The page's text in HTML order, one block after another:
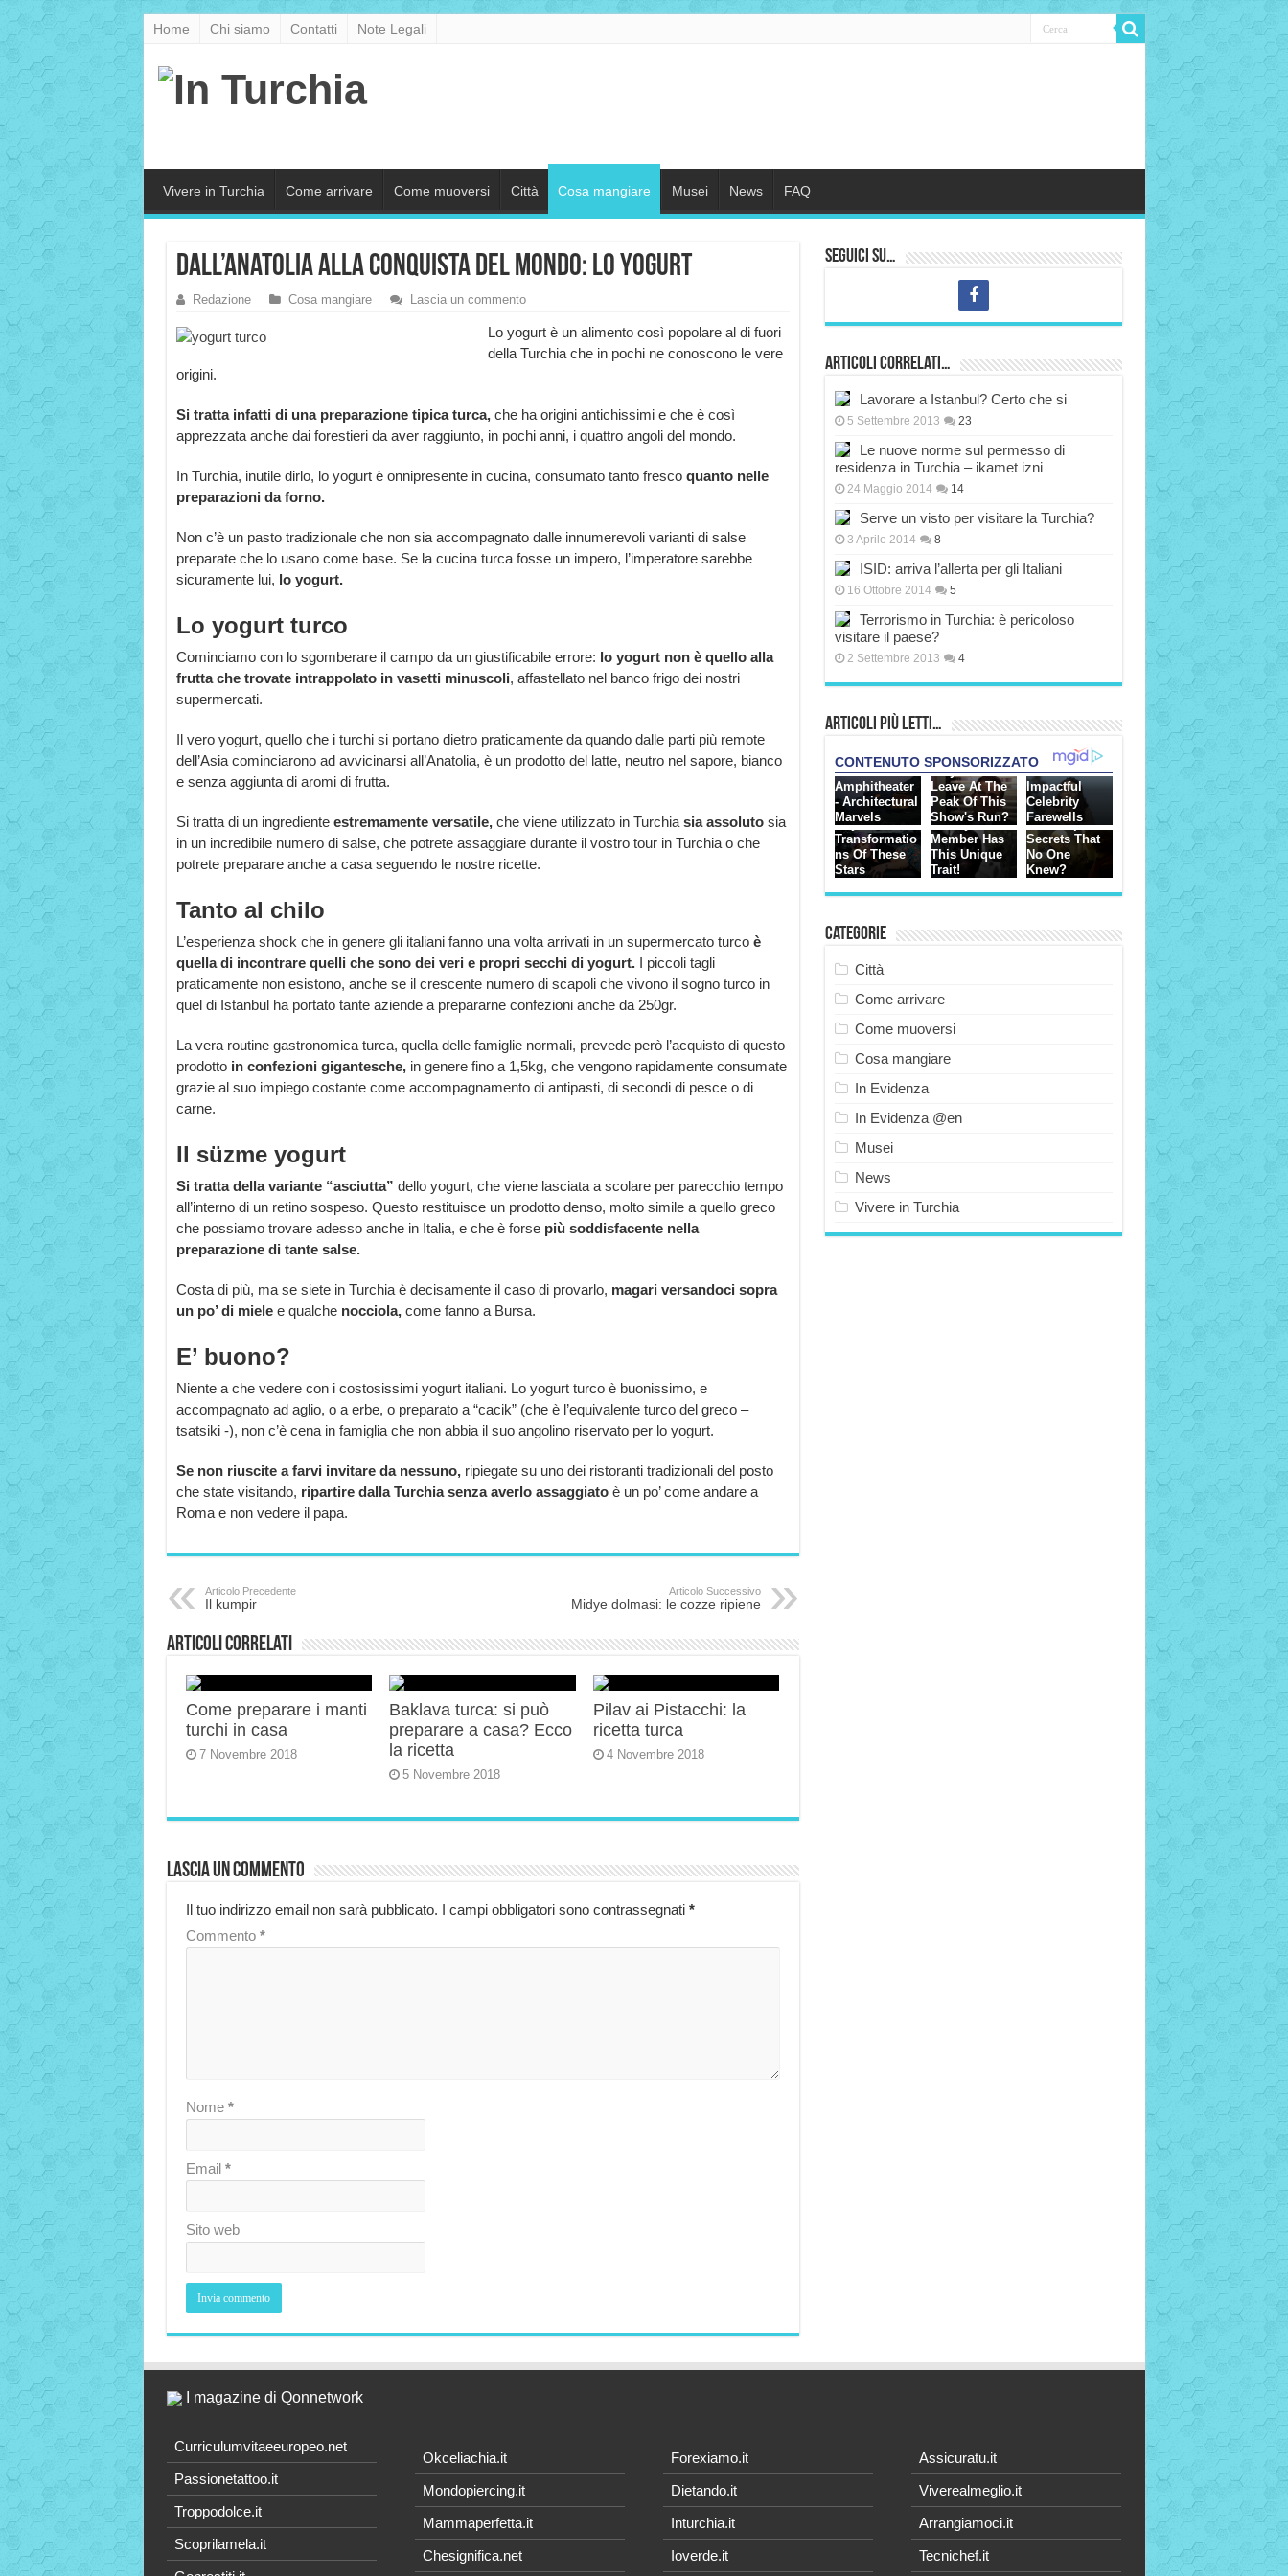
Home Chi siamo Contatti Note Legali
Vivere in Turchia Come arrivare Come muoversi Città Cosa mangiare Musei News FAQ
Dall’Anatolia alla conquista del mondo: lo yogurt
Redazione Cosa mangiare Lascia un commento
Lo yogurt è un alimento così popolare al di fuori
della Turchia che in pochi ne conoscono le vere
origini.
Si tratta infatti di una preparazione tipica turca, che ha origini antichissimi e che è così
apprezzata anche dai forestieri da aver raggiunto, in pochi anni, i quattro angoli del mondo.
In Turchia, inutile dirlo, lo yogurt è onnipresente in cucina, consumato tanto fresco quanto nelle
preparazioni da forno.
Non c’è un pasto tradizionale che non sia accompagnato dalle innumerevoli varianti di salse
preparate che lo usano come base. Se la cucina turca fosse un impero, l’imperatore sarebbe
sicuramente lui, lo yogurt.
Lo yogurt turco
Cominciamo con lo sgomberare il campo da un giustificabile errore: lo yogurt non è quello alla
frutta che trovate intrappolato in vasetti minuscoli, affastellato nel banco frigo dei nostri
supermercati.
Il vero yogurt, quello che i turchi si portano dietro praticamente da quando dalle parti più remote
dell’Asia cominciarono ad avvicinarsi all’Anatolia, è un prodotto del latte, neutro nel sapore, bianco
e senza aggiunta di aromi di frutta.
Si tratta di un ingrediente estremamente versatile, che viene utilizzato in Turchia sia assoluto sia
in un incredibile numero di salse, che potrete assaggiare durante il vostro tour in Turchia o che
potrete preparare anche a casa seguendo le nostre ricette.
Tanto al chilo
L’esperienza shock che in genere gli italiani fanno una volta arrivati in un supermercato turco è
quella di incontrare quelli che sono dei veri e propri secchi di yogurt. I piccoli tagli
praticamente non esistono, anche se il crescente numero di scapoli che vivono il sogno turco in
quel di Istanbul ha portato tante aziende a prepararne confezioni anche da 250gr.
La vera routine gastronomica turca, quella delle famiglie normali, prevede però l’acquisto di questo
prodotto in confezioni gigantesche, in genere fino a 1,5kg, che vengono rapidamente consumate
grazie al suo impiego costante come accompagnamento di antipasti, di secondi di pesce o di
carne.
Il süzme yogurt
Si tratta della variante “asciutta” dello yogurt, che viene lasciata a scolare per parecchio tempo
all’interno di un retino sospeso. Questo restituisce un prodotto denso, molto simile a quello greco
che possiamo trovare adesso anche in Italia, e che è forse più soddisfacente nella
preparazione di tante salse.
Costa di più, ma se siete in Turchia è decisamente il caso di provarlo, magari versandoci sopra
un po’ di miele e qualche nocciola, come fanno a Bursa.
E’ buono?
Niente a che vedere con i costosissimi yogurt italiani. Lo yogurt turco è buonissimo, e
accompagnato ad aglio, o a erbe, o preparato a “cacik” (che è l’equivalente turco del greco –
tsatsiki -), non c’è cena in famiglia che non abbia il suo angolino riservato per lo yogurt.
Se non riuscite a farvi invitare da nessuno, ripiegate su uno dei ristoranti tradizionali del posto
che state visitando, ripartire dalla Turchia senza averlo assaggiato è un po’ come andare a
Roma e non vedere il papa.
Articolo Precedente
Il kumpir
Articolo Successivo
Midye dolmasi: le cozze ripiene
Articoli correlati
Come preparare i manti
turchi in casa
7 Novembre 2018
Baklava turca: si può
preparare a casa? Ecco
la ricetta
5 Novembre 2018
Pilav ai Pistacchi: la
ricetta turca
4 Novembre 2018
Lascia un commento
Il tuo indirizzo email non sarà pubblicato. I campi obbligatori sono contrassegnati *
Commento *
Nome *
Email *
Sito web
Seguici su…
Articoli correlati…
Lavorare a Istanbul? Certo che si
5 Settembre 2013 23
Le nuove norme sul permesso di
residenza in Turchia – ikamet izni
24 Maggio 2014 14
Serve un visto per visitare la Turchia?
3 Aprile 2014 8
ISID: arriva l’allerta per gli Italiani
16 Ottobre 2014 5
Terrorismo in Turchia: è pericoloso
visitare il paese?
2 Settembre 2013 4
Articoli più Letti…
Categorie
Città
Come arrivare
Come muoversi
Cosa mangiare
In Evidenza
In Evidenza @en
Musei
News
Vivere in Turchia
I magazine di Qonnetwork
Curriculumvitaeeuropeo.net
Passionetattoo.it
Troppodolce.it
Scoprilamela.it
Okceliachia.it
Mondopiercing.it
Mammaperfetta.it
Chesignifica.net
Forexiamo.it
Dietando.it
Inturchia.it
Ioverde.it
Assicuratu.it
Viverealmeglio.it
Arrangiamoci.it
Tecnichef.it